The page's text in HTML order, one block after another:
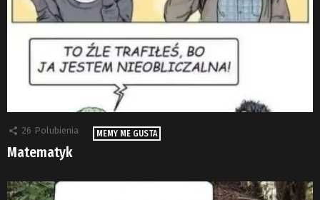
26 Polubienia MEMY ME GUSTA
Matematyk